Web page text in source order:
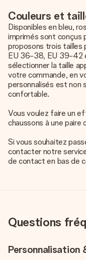
Couleurs et
Disponibles en bleu,
imprimés sont conçus
proposons trois tailles
EU 36-38, EU 39-42
sélectionner la taille
votre commande, en
personnalisés est non
confortable.
Vous voulez faire un
chaussons à une paire
Si vous souhaitez
contacter notre
de contact en bas de
Questions
Personnalisation